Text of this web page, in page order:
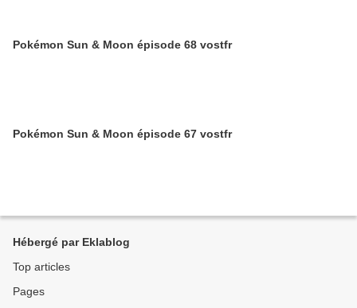
Pokémon Sun & Moon épisode 68 vostfr
Pokémon Sun & Moon épisode 67 vostfr
Hébergé par Eklablog
Top articles
Pages